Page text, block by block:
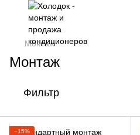
Монтаж
Монтаж
Фильтр
−15%